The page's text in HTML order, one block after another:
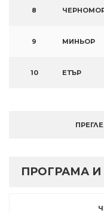
8
9 МИНЬОР
10 ЕТЪР
ПРОГРАМА И